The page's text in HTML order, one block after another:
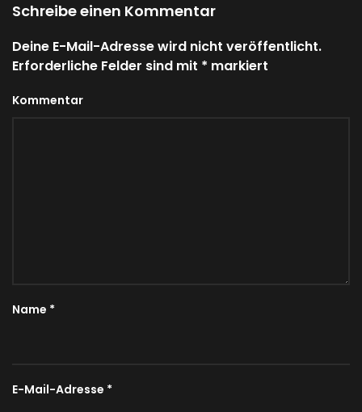
Schreibe einen Kommentar
Deine E-Mail-Adresse wird nicht veröffentlicht.
Erforderliche Felder sind mit * markiert
Kommentar
Name *
E-Mail-Adresse *